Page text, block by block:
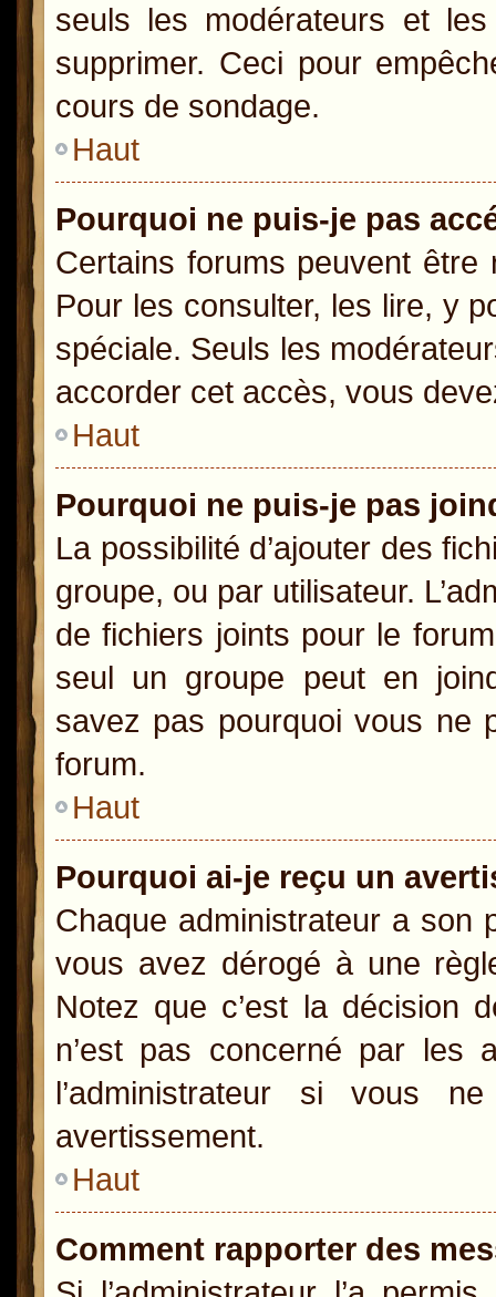
seuls les modérateurs et
supprimer. Ceci pour
cours de sondage.
Haut
Pourquoi ne puis-je pas
Certains forums peuvent
Pour les consulter, les lire, y
spéciale. Seuls les
accorder cet accès, vous
Haut
Pourquoi ne puis-je pas
La possibilité d’ajouter des
groupe, ou par utilisateur.
de fichiers joints pour le
seul un groupe peut en
savez pas pourquoi vous ne
forum.
Haut
Pourquoi ai-je reçu un
Chaque administrateur a son
vous avez dérogé à une
Notez que c’est la décision
n’est pas concerné par les
l’administrateur si vous
avertissement.
Haut
Comment rapporter des